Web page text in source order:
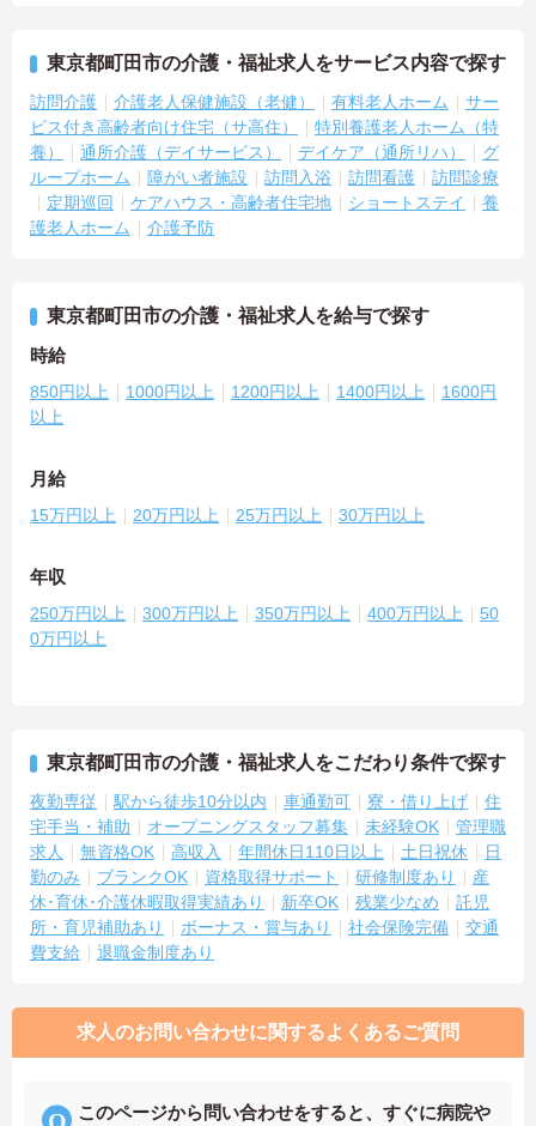
東京都町田市の介護・福祉求人をサービス内容で探す
訪問介護 介護老人保健施設（老健） 有料老人ホーム
サー
ビス付き高齢者向け住宅（サ高住）
特別養護老人ホーム（特
養）
通所介護（デイサービス） デイケア（通所リハ）
グ
ループホーム
障がい者施設 訪問入浴 訪問看護
訪問診療
定期巡回
ケアハウス・高齢者住宅地 ショートステイ
養
護老人ホーム
介護予防
東京都町田市の介護・福祉求人を給与で探す
時給
850円以上 1000円以上 1200円以上 1400円以上
1600円
以上
月給
15万円以上 20万円以上 25万円以上 30万円以上
年収
250万円以上 300万円以上 350万円以上 400万円以上
50
0万円以上
東京都町田市の介護・福祉求人をこだわり条件で探す
夜勤専従 駅から徒歩10分以内 車通勤可 寮・借り上げ
住
宅手当・補助
オープニングスタッフ募集 未経験OK
管理職
求人
無資格OK 高収入 年間休日110日以上 土日祝休
日
勤のみ
ブランクOK 資格取得サポート 研修制度あり
産
休･育休･介護休暇取得実績あり
新卒OK 残業少なめ
託児
所・育児補助あり
ボーナス・賞与あり 社会保険完備
交通
費支給
退職金制度あり
求人のお問い合わせに関するよくあるご質問
このページから問い合わせをすると、すぐに病院や